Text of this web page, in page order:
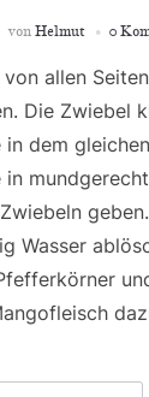
von Helmut 0
allen
Die Zwiebel
dem
in
Wasser